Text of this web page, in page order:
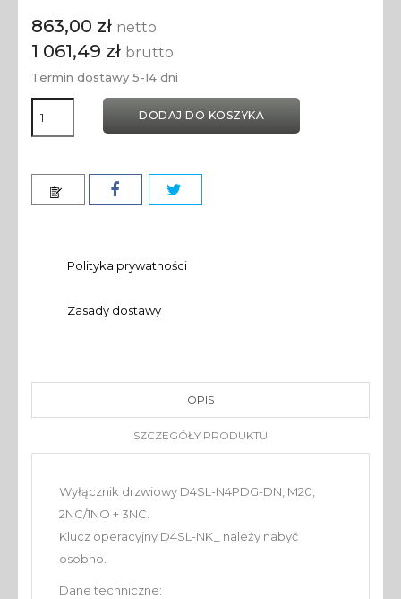
863,00 zł netto
1 061,49 zł brutto
Termin dostawy 5-14 dni
DODAJ DO KOSZYKA
Polityka prywatności
Zasady dostawy
OPIS
SZCZEGÓŁY PRODUKTU
Wyłącznik drzwiowy D4SL-N4PDG-DN, M20,
2NC/1NO + 3NC.
Klucz operacyjny D4SL-NK_ należy nabyć
osobno.
Dane techniczne: